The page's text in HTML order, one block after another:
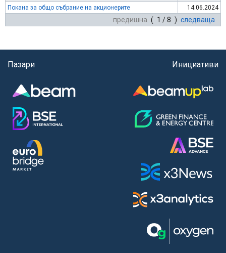
Покана за общо събрание на акционерите
14.06.2024
предишна ( 1 / 8 ) следваща
Пазари Инициативи